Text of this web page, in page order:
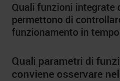
Quali funzioni integrate
permettono di
funzionamento in
Quali parametri di
conviene osservare